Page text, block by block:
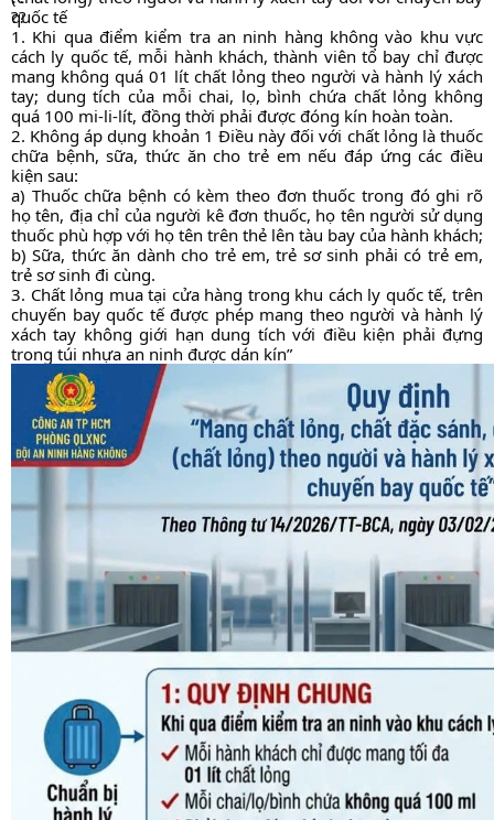
quốc tế
1. Khi qua điểm kiểm tra an ninh hàng không vào khu vực
cách ly quốc tế, mỗi hành khách, thành viên tổ bay chỉ được
mang không quá 01 lít chất lỏng theo người và hành lý xách
tay; dung tích của mỗi chai, lọ, bình chứa chất lỏng không
quá 100 mi-li-lít, đồng thời phải được đóng kín hoàn toàn.
2. Không áp dụng khoản 1 Điều này đối với chất lỏng là thuốc
chữa bệnh, sữa, thức ăn cho trẻ em nếu đáp ứng các điều
kiện sau:
a) Thuốc chữa bệnh có kèm theo đơn thuốc trong đó ghi rõ
họ tên, địa chỉ của người kê đơn thuốc, họ tên người sử dụng
thuốc phù hợp với họ tên trên thẻ lên tàu bay của hành khách;
b) Sữa, thức ăn dành cho trẻ em, trẻ sơ sinh phải có trẻ em,
trẻ sơ sinh đi cùng.
3. Chất lỏng mua tại cửa hàng trong khu cách ly quốc tế, trên
chuyến bay quốc tế được phép mang theo người và hành lý
xách tay không giới hạn dung tích với điều kiện phải đựng
trong túi nhựa an ninh được dán kín”